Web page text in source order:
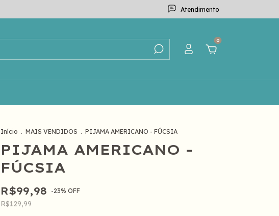
Atendimento
0
Início . MAIS VENDIDOS . PIJAMA AMERICANO - FÚCSIA
PIJAMA AMERICANO -
FÚCSIA
R$99,98 -23% OFF
R$129,99